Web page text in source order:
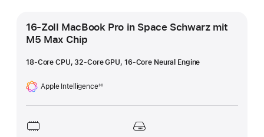
16-Zoll MacBook Pro in Space Schwarz mit
M5 Max Chip
18-Core CPU, 32‑Core GPU, 16-Core Neural Engine
Apple Intelligence
Fußnote
◊◊